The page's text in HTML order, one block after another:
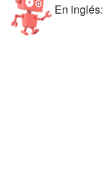
En inglés: